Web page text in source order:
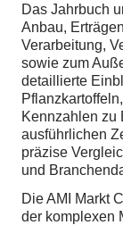
Das Jahrbuch
Anbau,
Verarbeitung,
sowie zum
detaillierte
Kennzahlen zu
ausführlichen
präzise
und
Die AMI Markt
der komplexen